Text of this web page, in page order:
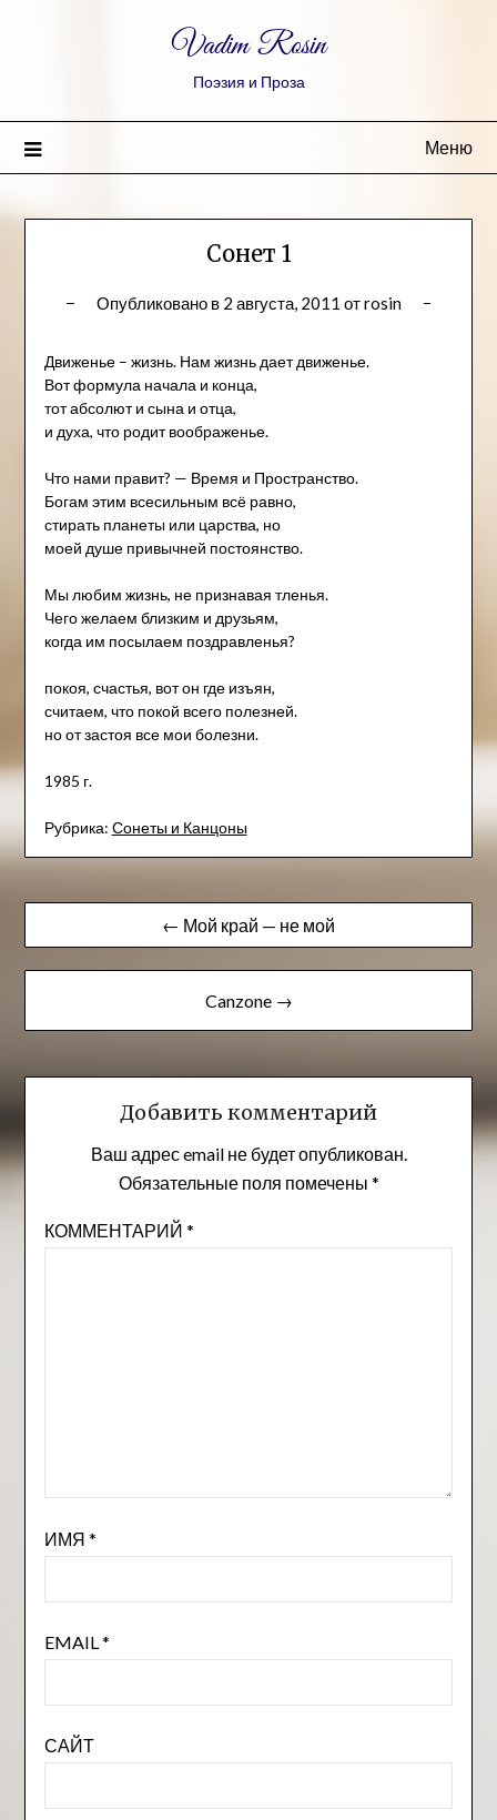
Vadim Rosin
Поэзия и Проза
Меню
Сонет 1
Опубликовано в 2 августа, 2011 отrosin
Движенье – жизнь. Нам жизнь дает движенье.
Вот формула начала и конца,
тот абсолют и сына и отца,
и духа, что родит воображенье.
Что нами правит? — Время и Пространство.
Богам этим всесильным всё равно,
стирать планеты или царства, но
моей душе привычней постоянство.
Мы любим жизнь, не признавая тленья.
Чего желаем близким и друзьям,
когда им посылаем поздравленья?
покоя, счастья, вот он где изъян,
считаем, что покой всего полезней.
но от застоя все мои болезни.
1985 г.
Рубрика: Сонеты и Канцоны
Навигация
по
← Мой край — не мой
Canzone →
Добавить комментарий
Ваш адрес email не будет опубликован.
Обязательные поля помечены *
КОММЕНТАРИЙ *
ИМЯ *
EMAIL *
САЙТ